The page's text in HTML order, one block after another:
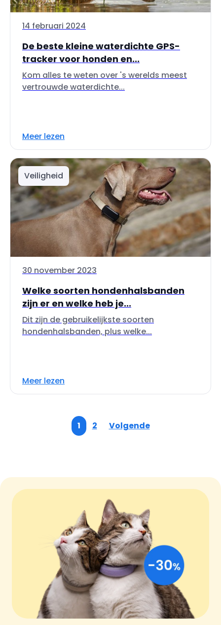
14 februari 2024
De beste kleine waterdichte GPS-
tracker voor honden en...
Kom alles te weten over 's werelds meest
vertrouwde waterdichte...
Meer lezen
Veiligheid
30 november 2023
Welke soorten hondenhalsbanden
zijn er en welke heb je...
Dit zijn de gebruikelijkste soorten
hondenhalsbanden, plus welke...
Meer lezen
1 2 Volgende